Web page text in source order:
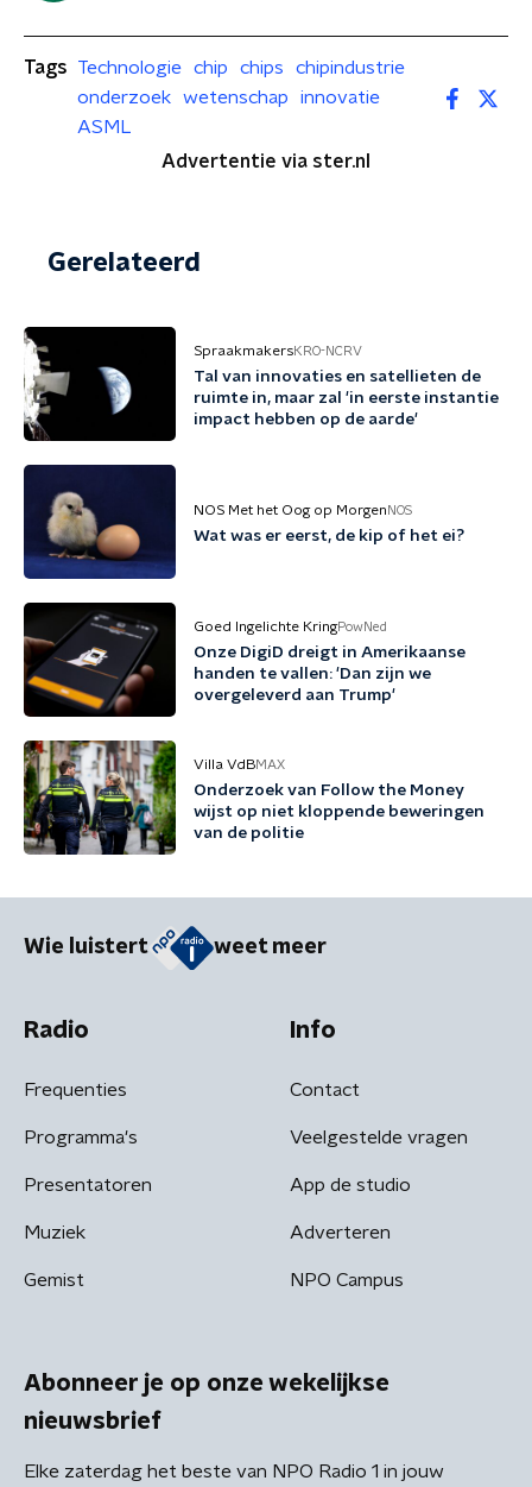
Tags Technologie chip chips
chipindustrie
onderzoek
wetenschap
innovatie
ASML
Advertentie via ster.nl
Gerelateerd
SpraakmakersKRO-NCRV
Tal van innovaties en satellieten de
ruimte in, maar zal 'in eerste instantie
impact hebben op de aarde'
NOS Met het Oog op Morgen NOS
Wat was er eerst, de kip of het ei?
Goed Ingelichte KringPowNed
Onze DigiD dreigt in Amerikaanse
handen te vallen: 'Dan zijn we
overgeleverd aan Trump'
Villa VdBMAX
Onderzoek van Follow the Money
wijst op niet kloppende beweringen
van de politie
Wie luistert weet meer
Radio
Frequenties
Programma's
Presentatoren
Muziek
Gemist
Info
Contact
Veelgestelde vragen
App de studio
Adverteren
NPO Campus
Abonneer je op onze wekelijkse
nieuwsbrief
Elke zaterdag het beste van NPO Radio 1 in jouw